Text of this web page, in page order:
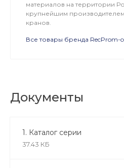
материалов на территории
крупнейшим
кранов.
Все товары бренда RecProm-
Документы
1. Каталог серии
37.43 КБ